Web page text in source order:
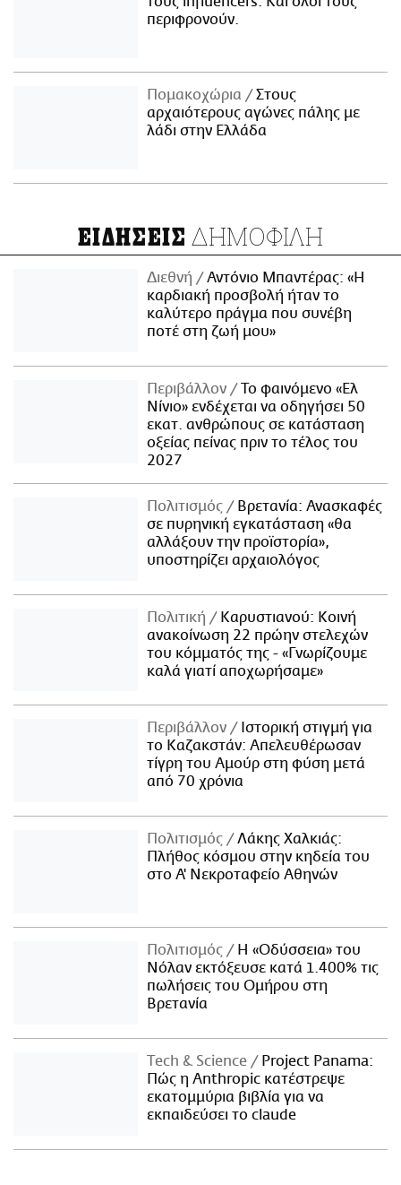
περιφρονούν.
Πομακοχώρια
Στους
αρχαιότερους αγώνες πάλης με
λάδι στην Ελλάδα
ΕΙΔΗΣΕΙΣ ΔΗΜΟΦΙΛΗ
Διεθνή
Αντόνιο Μπαντέρας: «Η
καρδιακή προσβολή ήταν το
καλύτερο πράγμα που συνέβη
ποτέ στη ζωή μου»
Περιβάλλον
Το φαινόμενο «Ελ
Νίνιο» ενδέχεται να οδηγήσει 50
εκατ. ανθρώπους σε κατάσταση
οξείας πείνας πριν το τέλος του
2027
Πολιτισμός
Βρετανία: Ανασκαφές
σε πυρηνική εγκατάσταση «θα
αλλάξουν την προϊστορία»,
υποστηρίζει αρχαιολόγος
Πολιτική
Καρυστιανού: Κοινή
ανακοίνωση 22 πρώην στελεχών
του κόμματός της - «Γνωρίζουμε
καλά γιατί αποχωρήσαμε»
Περιβάλλον
Ιστορική στιγμή για
το Καζακστάν: Απελευθέρωσαν
τίγρη του Αμούρ στη φύση μετά
από 70 χρόνια
Πολιτισμός
Λάκης Χαλκιάς:
Πλήθος κόσμου στην κηδεία του
στο Α' Νεκροταφείο Αθηνών
Πολιτισμός
Η «Οδύσσεια» του
Νόλαν εκτόξευσε κατά 1.400% τις
πωλήσεις του Ομήρου στη
Βρετανία
Τech & Science
Project Panama:
Πώς η Anthropic κατέστρεψε
εκατομμύρια βιβλία για να
εκπαιδεύσει το claude